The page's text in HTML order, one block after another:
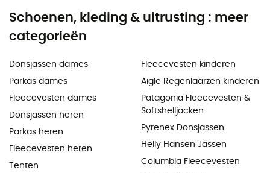
Schoenen, kleding & uitrusting : meer
categorieën
Donsjassen dames
Parkas dames
Fleecevesten dames
Donsjassen heren
Parkas heren
Fleecevesten heren
Tenten
Fleecevesten kinderen
Aigle Regenlaarzen kinderen
Patagonia Fleecevesten &
Softshelljacken
Pyrenex Donsjassen
Helly Hansen Jassen
Columbia Fleecevesten